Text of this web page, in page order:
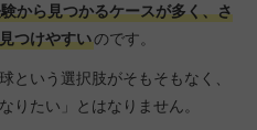
から見つかるケースが多く、さ
つけやすいのです。
という選択肢がそもそもなく、
りたい」とはなりません。